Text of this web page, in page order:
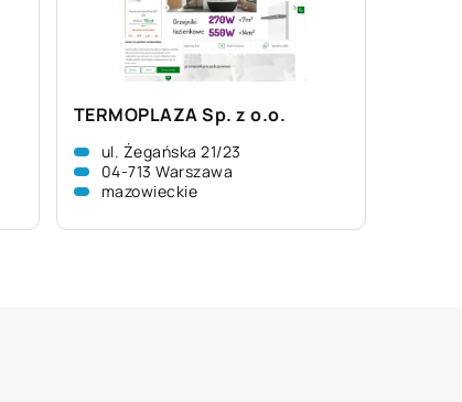
TERMOPLAZA Sp. z o.o.
ul. Żegańska 21/23
04-713 Warszawa
mazowieckie